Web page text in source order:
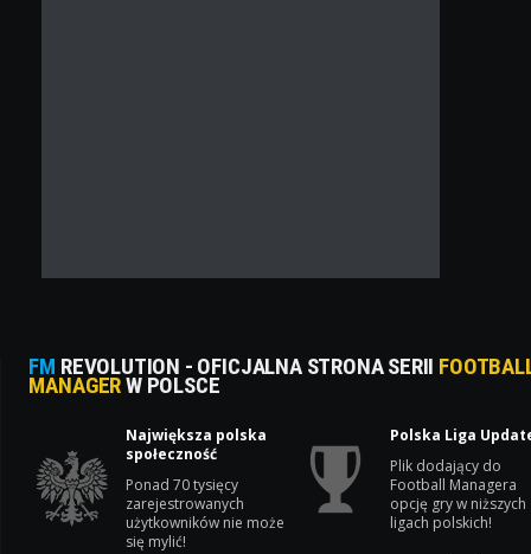
FM REVOLUTION - OFICJALNA STRONA SERII
MANAGERW POLSCE
Największa polska
społeczność
Ponad 70 tysięcy
zarejestrowanych
użytkowników nie może
się mylić!
Polska Liga
Plik dodający do
Football Managera
opcję gry w niższych
ligach polskich!